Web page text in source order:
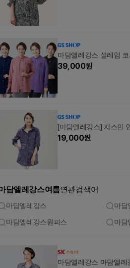
마담엘레강스 설레임
39,000원
[마담엘레강스] 쟈스민
19,000원
담엘레강스여름연관검색어
마담엘레강스 마담
마담엘레강스원피스 마담
마담엘레강스 마담엘레